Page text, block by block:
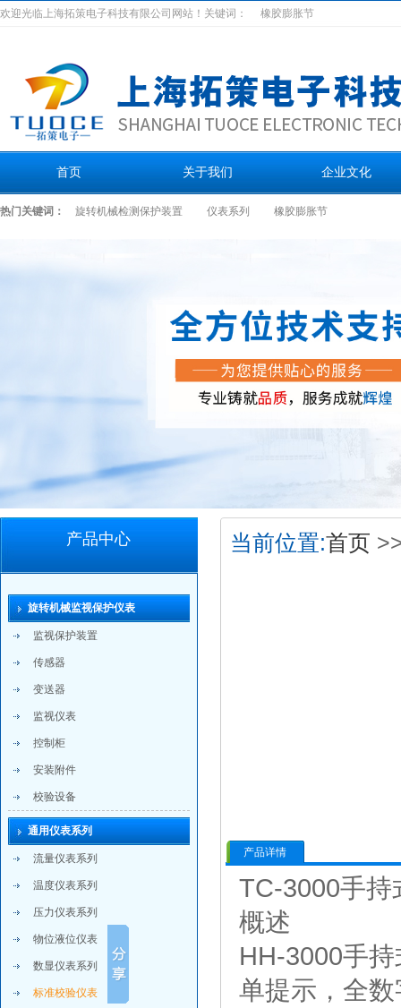
欢迎光临上海拓策电子科技有限公司网站！关键词： 橡胶膨胀节
首页 关于我们 企业文化
热门关键词： 旋转机械检测保护装置 仪表系列 橡胶膨胀节
产品中心
旋转机械监视保护仪表
监视保护装置
传感器
变送器
监视仪表
控制柜
安装附件
校验设备
通用仪表系列
流量仪表系列
温度仪表系列
压力仪表系列
物位液位仪表
数显仪表系列
标准校验仪表
当前位置:首页
产品详情
TC-3000手持
概述
HH-3000手
单提示，全